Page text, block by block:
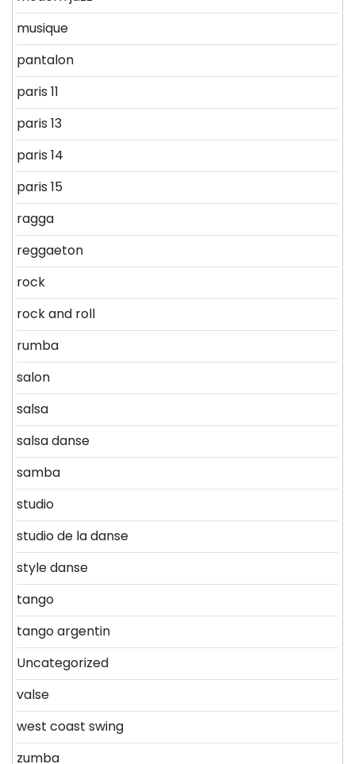
musique
pantalon
paris 11
paris 13
paris 14
paris 15
ragga
reggaeton
rock
rock and roll
rumba
salon
salsa
salsa danse
samba
studio
studio de la danse
style danse
tango
tango argentin
Uncategorized
valse
west coast swing
zumba